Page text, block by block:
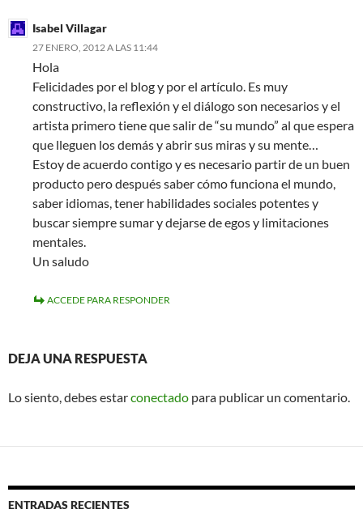
Isabel Villagar
27 ENERO, 2012 A LAS 11:44
Hola
Felicidades por el blog y por el artículo. Es muy
constructivo, la reflexión y el diálogo son necesarios y el
artista primero tiene que salir de “su mundo” al que espera
que lleguen los demás y abrir sus miras y su mente…
Estoy de acuerdo contigo y es necesario partir de un buen
producto pero después saber cómo funciona el mundo,
saber idiomas, tener habilidades sociales potentes y
buscar siempre sumar y dejarse de egos y limitaciones
mentales.
Un saludo
ACCEDE PARA RESPONDER
DEJA UNA RESPUESTA
Lo siento, debes estarconectado para publicar un comentario.
ENTRADAS RECIENTES